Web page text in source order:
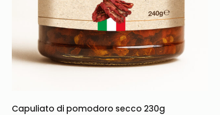
Capuliato di pomodoro secco 230g